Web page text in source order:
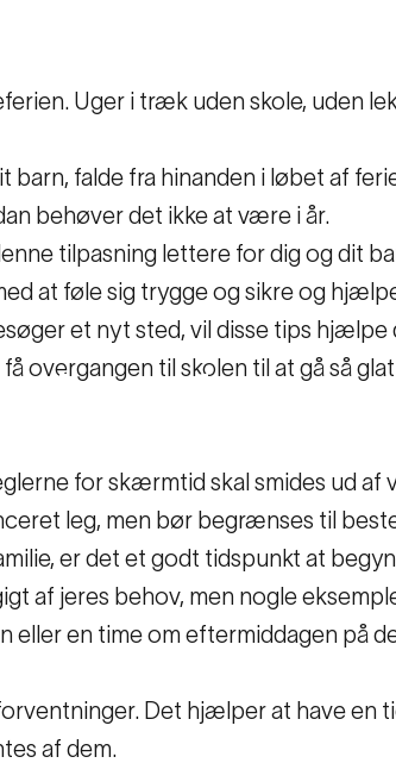
foren
Uger i træk uden skole, uden
barn, falde fra hinanden i løbet af
behøver det ikke at være i år.
tilpasning lettere for dig og dit
at føle sig trygge og sikre og
et nyt sted, vil disse tips hjælpe
overgangen til skolen til at gå så
for skærmtid skal smides ud af
leg, men bør begrænses til
er det et godt tidspunkt at
af jeres behov, men nogle
en time om eftermiddagen på
Det hjælper at have en
af dem.